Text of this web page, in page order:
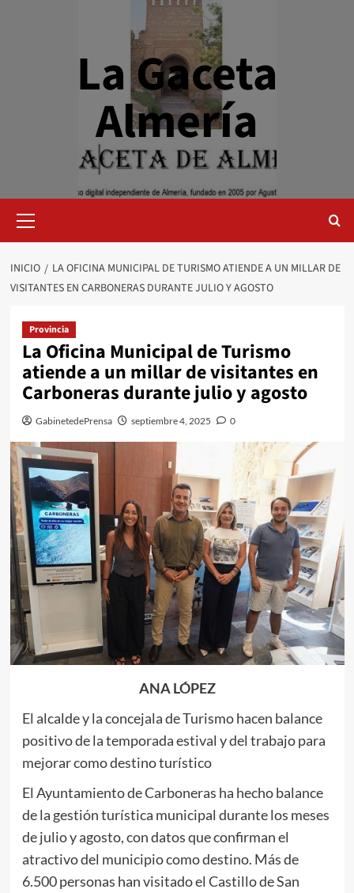
La Gaceta
Almería
primario
INICIO
LA OFICINA MUNICIPAL DE TURISMO ATIENDE A UN MILLAR DE
VISITANTES EN CARBONERAS DURANTE JULIO Y AGOSTO
Provincia
La Oficina Municipal de Turismo
atiende a un millar de visitantes en
Carboneras durante julio y agosto
GabinetedePrensa septiembre 4, 2025 0
ANA LÓPEZ
El alcalde y la concejala de Turismo hacen balance
positivo de la temporada estival y del trabajo para
mejorar como destino turístico
El Ayuntamiento de Carboneras ha hecho balance
de la gestión turística municipal durante los meses
de julio y agosto, con datos que confirman el
atractivo del municipio como destino. Más de
6.500 personas han visitado el Castillo de San